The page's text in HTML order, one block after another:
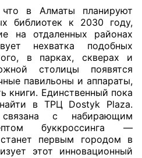
в Алматы планируют
библиотек к 2030 году,
на отдаленных районах
нехватка подобных
в парках, скверах и
столицы появятся
павильоны и аппараты,
книги. Единственный пока
в ТРЦ Dostyk Plaza.
с набирающим
буккроссинга —
первым городом в
этот инновационный